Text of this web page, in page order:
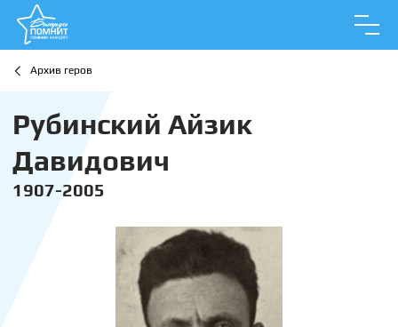
Архив геров
Рубинский Айзик
Давидович
1907-2005